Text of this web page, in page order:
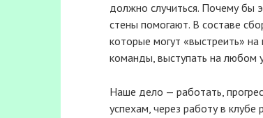
должно случиться. Почему бы
стены помогают. В составе
которые могут «выстреить»
команды, выступать на любом
Наше дело — работать,
успехам, через работу в